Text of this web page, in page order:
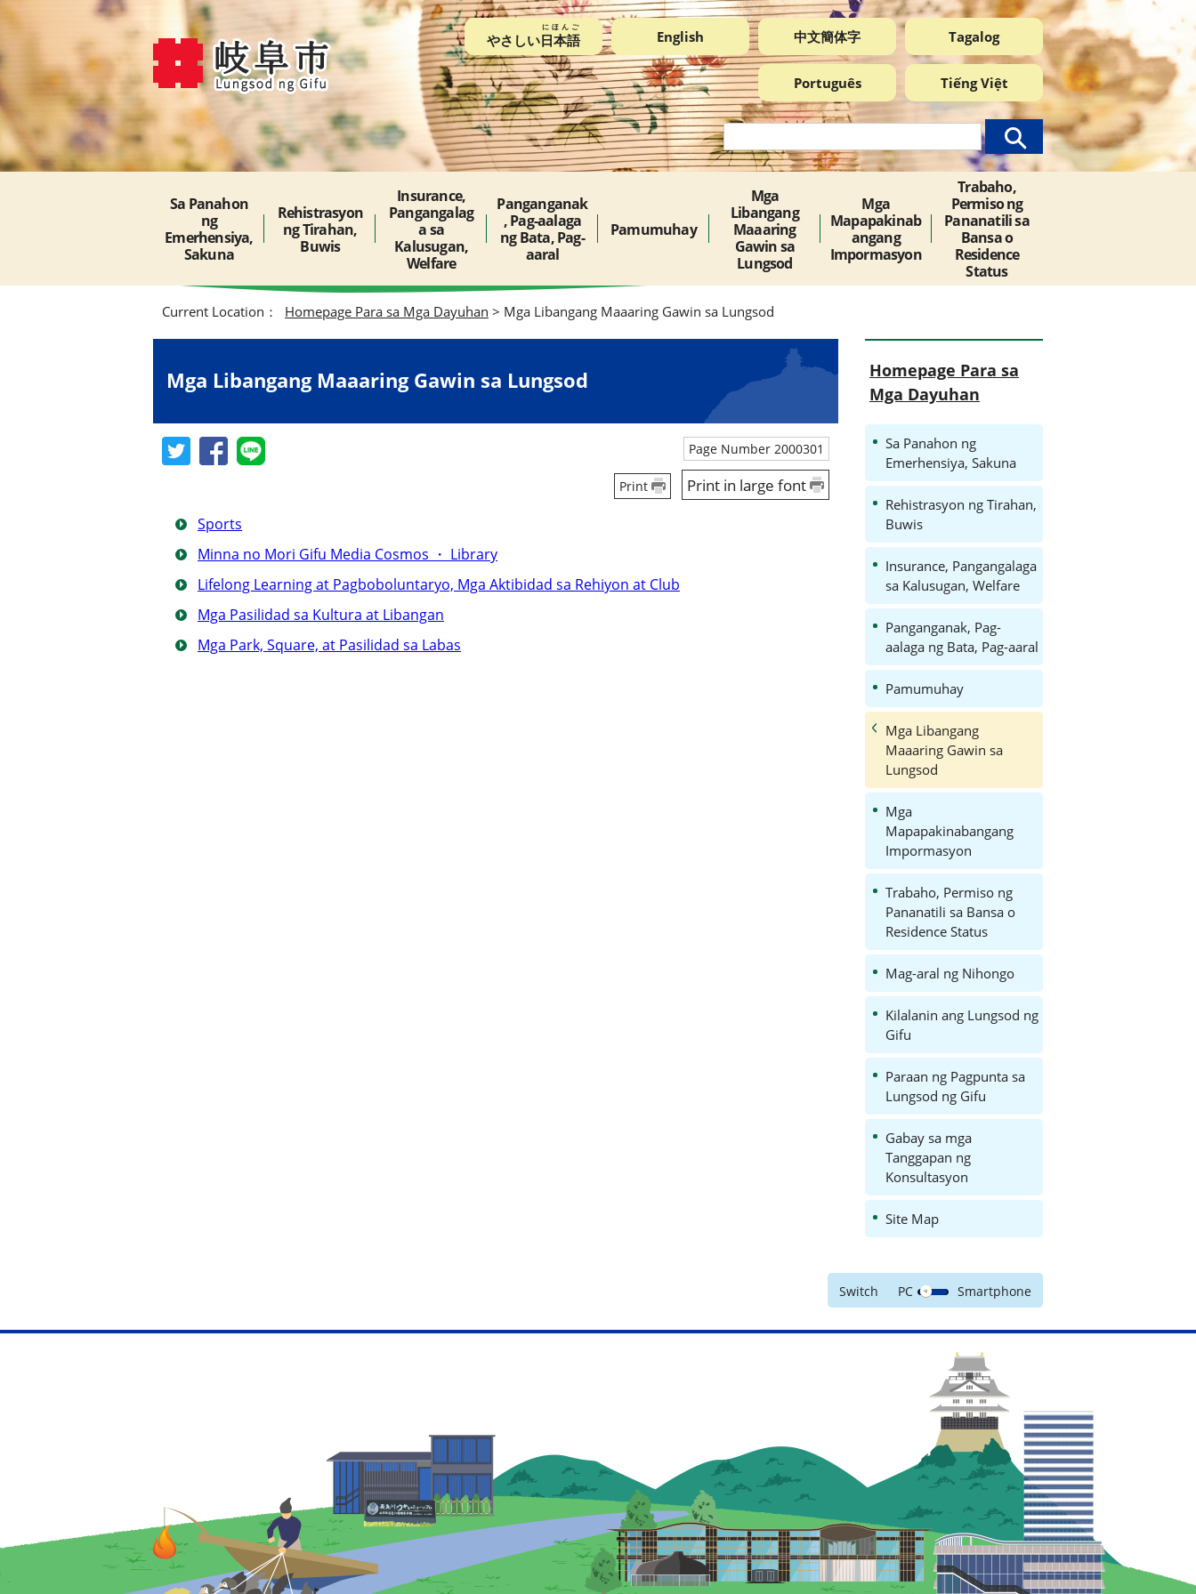
やさしい日本語
にほんご
English 中文簡体字 Tagalog
Português Tiếng Việt
Sa Panahon
ng
Emerhensiya,
Sakuna
Rehistrasyon
ng Tirahan,
Buwis
Insurance,
Pangangalag
a sa
Kalusugan,
Welfare
Panganganak
, Pag-aalaga
ng Bata, Pag-
aaral
Pamumuhay
Mga
Libangang
Maaaring
Gawin sa
Lungsod
Mga
Mapapakinab
angang
Impormasyon
Trabaho,
Permiso ng
Pananatili sa
Bansa o
Residence
Status
Current Location： Homepage Para sa Mga Dayuhan > Mga Libangang Maaaring Gawin sa Lungsod
Mga Libangang Maaaring Gawin sa Lungsod
Page Number 2000301
Print Print in large font
Sports
Minna no Mori Gifu Media Cosmos ・ Library
Lifelong Learning at Pagboboluntaryo, Mga Aktibidad sa Rehiyon at Club
Mga Pasilidad sa Kultura at Libangan
Mga Park, Square, at Pasilidad sa Labas
Homepage Para sa
Mga Dayuhan
Sa Panahon ng
Emerhensiya, Sakuna
Rehistrasyon ng Tirahan,
Buwis
Insurance, Pangangalaga
sa Kalusugan, Welfare
Panganganak, Pag-
aalaga ng Bata, Pag-aaral
Pamumuhay
Mga Libangang
Maaaring Gawin sa
Lungsod
Mga
Mapapakinabangang
Impormasyon
Trabaho, Permiso ng
Pananatili sa Bansa o
Residence Status
Mag-aral ng Nihongo
Kilalanin ang Lungsod ng
Gifu
Paraan ng Pagpunta sa
Lungsod ng Gifu
Gabay sa mga
Tanggapan ng
Konsultasyon
Site Map
Switch PC Smartphone